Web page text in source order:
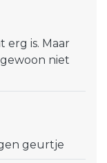
erg is. Maar
niet
geurtje